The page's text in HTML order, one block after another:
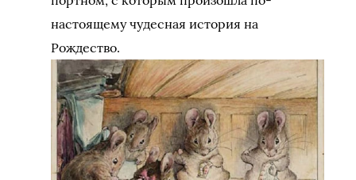
настоящему чудесная история на
Рождество.